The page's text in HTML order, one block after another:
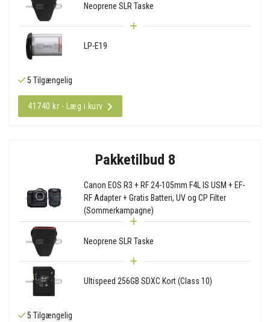
Neoprene SLR Taske
LP-E19
5 Tilgængelig
41740 kr - Læg i kurv
Pakketilbud 8
Canon EOS R3 + RF 24-105mm F4L IS USM + EF-
RF Adapter + Gratis Batteri, UV og CP Filter
(Sommerkampagne)
Neoprene SLR Taske
Ultispeed 256GB SDXC Kort (Class 10)
5 Tilgængelig